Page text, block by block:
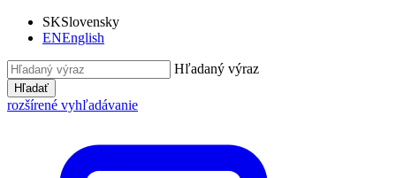
SKSlovensky
ENEnglish
Hľadaný výraz
Hľadať
rozšírené vyhľadávanie